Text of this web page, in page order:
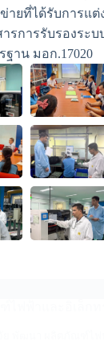
ายที่ได้รับการแต่
ารการรับรองระ
ฐาน มอก.17020